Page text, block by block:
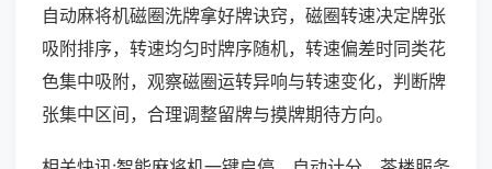
自动麻将机磁圈洗牌拿好牌诀窍，磁圈转速决定牌张
吸附排序，转速均匀时牌序随机，转速偏差时同类花
色集中吸附，观察磁圈运转异响与转速变化，判断牌
张集中区间，合理调整留牌与摸牌期待方向。